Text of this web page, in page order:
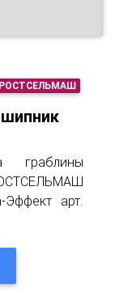
РОСТСЕЛЬМАШ
граблины
арт.